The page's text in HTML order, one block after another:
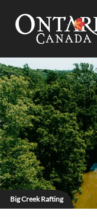
Big Creek Rafting